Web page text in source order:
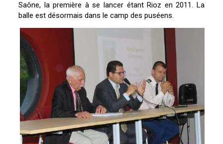
Saône, la première à se lancer étant Rioz en 2011. La
balle est désormais dans le camp des puséens.